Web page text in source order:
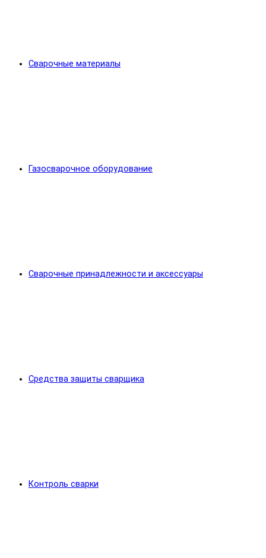
Сварочные материалы
Газосварочное оборудование
Сварочные принадлежности и аксессуары
Средства защиты сварщика
Контроль сварки